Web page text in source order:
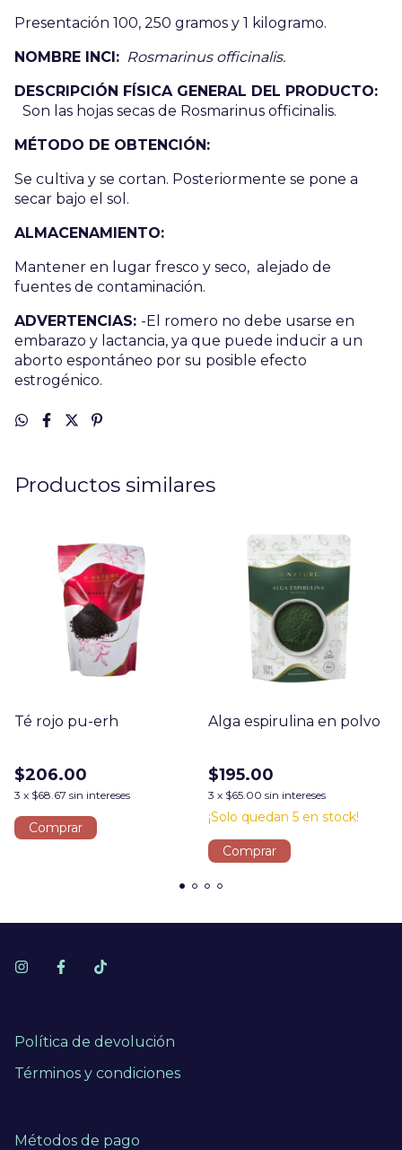
Presentación 100, 250 gramos y 1 kilogramo.
NOMBRE INCI: Rosmarinus officinalis.
DESCRIPCIÓN FÍSICA GENERAL DEL PRODUCTO:
Son las hojas secas de Rosmarinus officinalis.
MÉTODO DE OBTENCIÓN:
Se cultiva y se cortan. Posteriormente se pone a
secar bajo el sol.
ALMACENAMIENTO:
Mantener en lugar fresco y seco, alejado de
fuentes de contaminación.
ADVERTENCIAS: -El romero no debe usarse en
embarazo y lactancia, ya que puede inducir a un
aborto espontáneo por su posible efecto
estrogénico.
Productos similares
Té rojo pu-erh
$206.00
3 x $68.67 sin intereses
Comprar
Alga espirulina en polvo
$195.00
3 x $65.00 sin intereses
¡Solo quedan 5 en stock!
Comprar
Política de devolución
Términos y condiciones
Métodos de pago